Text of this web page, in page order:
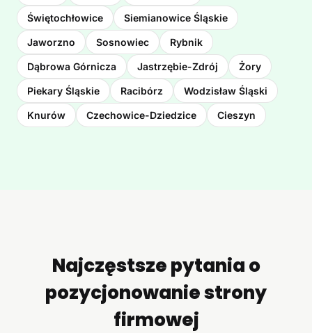
Świętochłowice Siemianowice Śląskie
Jaworzno Sosnowiec Rybnik
Dąbrowa Górnicza Jastrzębie-Zdrój Żory
Piekary Śląskie Racibórz Wodzisław Śląski
Knurów Czechowice-Dziedzice Cieszyn
Najczęstsze pytania o
pozycjonowanie strony
firmowej